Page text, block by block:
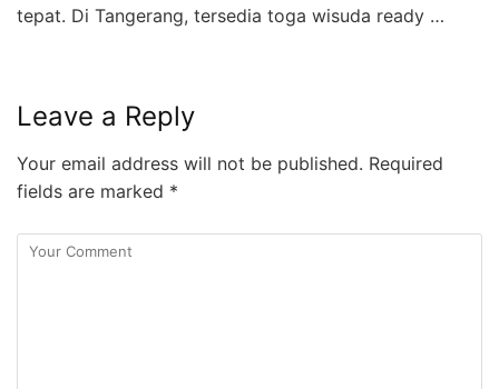
tepat. Di Tangerang, tersedia toga wisuda ready …
Leave a Reply
Your email address will not be published. Required
fields are marked *